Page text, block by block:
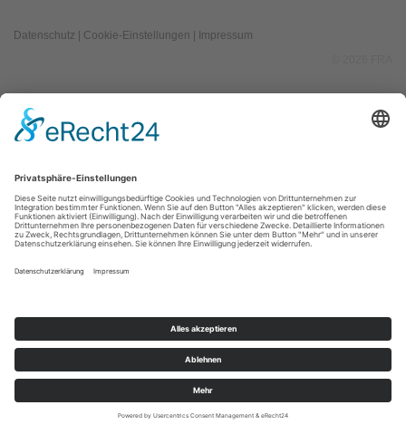
Datenschutz | Cookie-Einstellungen | Impressum